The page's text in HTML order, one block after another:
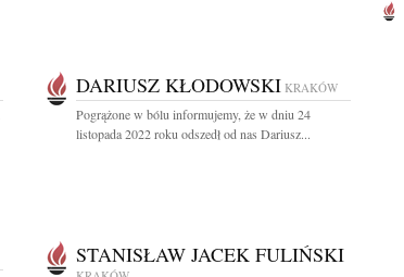
DARIUSZ KŁODOWSKI KRAKÓW
Pogrążone w bólu informujemy, że w dniu 24
listopada 2022 roku odszedł od nas Dariusz...
STANISŁAW JACEK FULIŃSKI